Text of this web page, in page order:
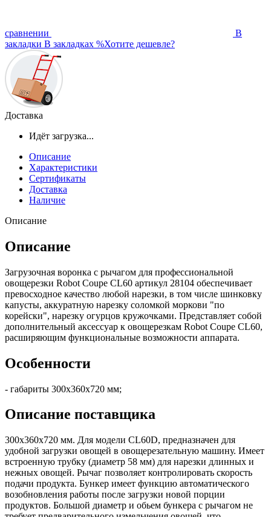
сравнении
В
закладки В закладках %Хотите дешевле?
Доставка
Идёт загрузка...
Описание
Характеристики
Сертификаты
Доставка
Наличие
Описание
Описание
Загрузочная воронка с рычагом для профессиональной
овощерезки Robot Coupe CL60 артикул 28104 обеспечивает
превосходное качество любой нарезки, в том числе шинковку
капусты, аккуратную нарезку соломкой моркови "по
корейски", нарезку огурцов кружочками. Представляет собой
дополнительный аксессуар к овощерезкам Robot Coupe CL60,
расширяющим функциональные возможности аппарата.
Особенности
- габариты 300х360х720 мм;
Описание поставщика
300х360х720 мм. Для модели CL60D, предназначен для
удобной загрузки овощей в овощерезательную машину. Имеет
встроенную трубку (диаметр 58 мм) для нарезки длинных и
нежных овощей. Рычаг позволяет контролировать скорость
подачи продукта. Бункер имеет функцию автоматического
возобновления работы после загрузки новой порции
продуктов. Большой диаметр и обьем бункера с рычагом не